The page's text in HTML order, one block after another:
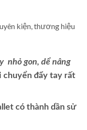
kiện, thương hiệu
nhỏ gon, dể nâng
chuyển đẩy tay rất
có thành dần sử